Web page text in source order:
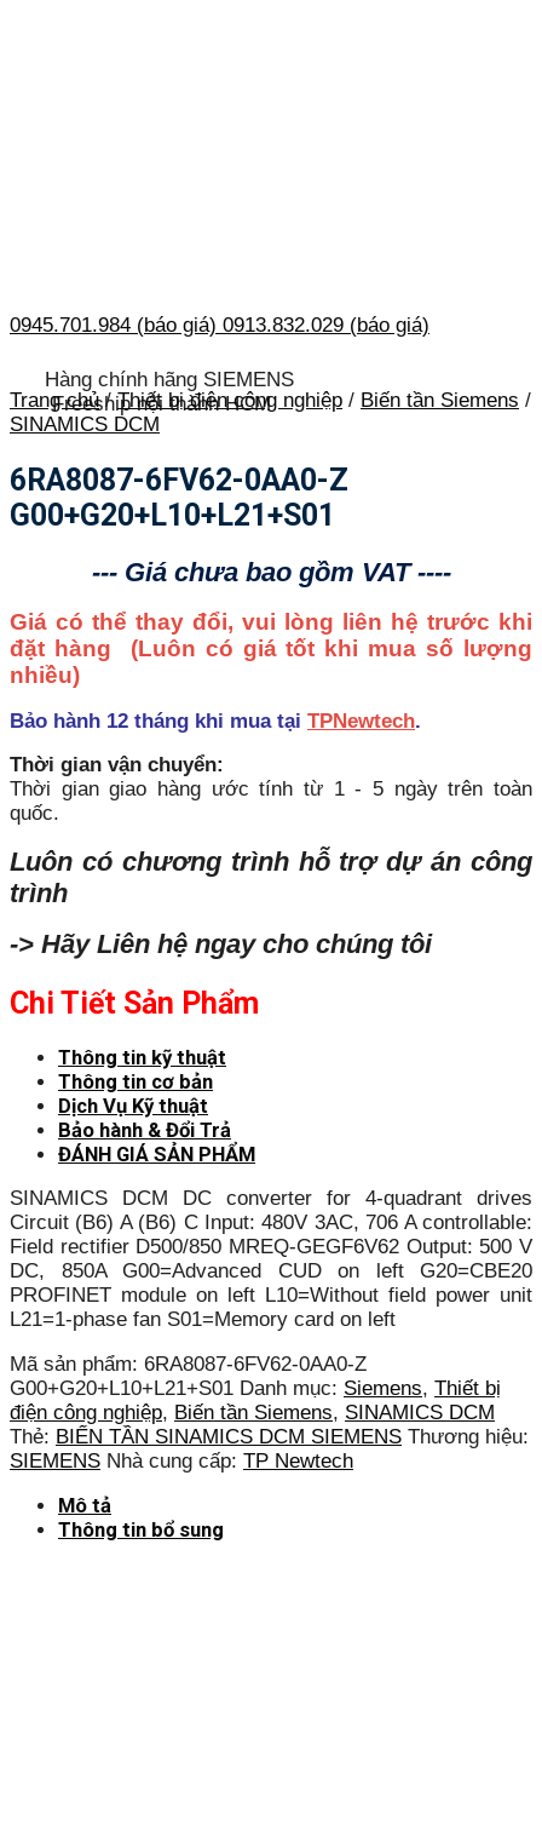
0945.701.984 (báo giá) 0913.832.029 (báo giá)
Hàng chính hãng SIEMENS
Freeship nội thành HCM
Trang chủ / Thiết bị điện công nghiệp / Biến tần Siemens /
SINAMICS DCM
6RA8087-6FV62-0AA0-Z
G00+G20+L10+L21+S01
--- Giá chưa bao gồm VAT ----
Giá có thể thay đổi, vui lòng liên hệ trước khi
đặt hàng (Luôn có giá tốt khi mua số lượng
nhiều)
Bảo hành 12 tháng khi mua tại TPNewtech.
Thời gian vận chuyển:
Thời gian giao hàng ước tính từ 1 - 5 ngày trên toàn
quốc.
Luôn có chương trình hỗ trợ dự án công
trình
-> Hãy Liên hệ ngay cho chúng tôi
Chi Tiết Sản Phẩm
Thông tin kỹ thuật
Thông tin cơ bản
Dịch Vụ Kỹ thuật
Bảo hành & Đổi Trả
ĐÁNH GIÁ SẢN PHẨM
SINAMICS DCM DC converter for 4-quadrant drives
Circuit (B6) A (B6) C Input: 480V 3AC, 706 A controllable:
Field rectifier D500/850 MREQ-GEGF6V62 Output: 500 V
DC, 850A G00=Advanced CUD on left G20=CBE20
PROFINET module on left L10=Without field power unit
L21=1-phase fan S01=Memory card on left
Mã sản phẩm: 6RA8087-6FV62-0AA0-Z
G00+G20+L10+L21+S01 Danh mục: Siemens, Thiết bị
điện công nghiệp, Biến tần Siemens, SINAMICS DCM
Thẻ: BIẾN TẦN SINAMICS DCM SIEMENS Thương hiệu:
SIEMENS Nhà cung cấp: TP Newtech
Mô tả
Thông tin bổ sung